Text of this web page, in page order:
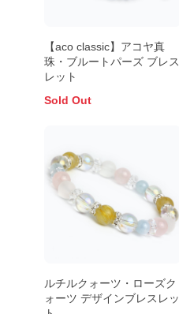
【aco classic】アコヤ真
珠・ブルートパーズ ブレス
レット
Sold Out
ルチルクォーツ・ローズク
ォーツ デザインブレスレッ